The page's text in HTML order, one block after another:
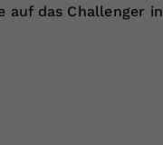
auf das Challenger in